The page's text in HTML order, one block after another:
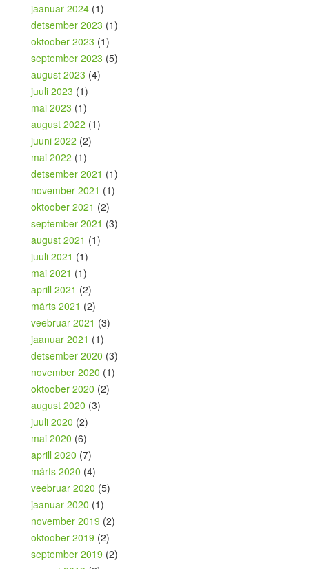
jaanuar 2024 (1)
detsember 2023 (1)
oktoober 2023 (1)
september 2023 (5)
august 2023 (4)
juuli 2023 (1)
mai 2023 (1)
august 2022 (1)
juuni 2022 (2)
mai 2022 (1)
detsember 2021 (1)
november 2021 (1)
oktoober 2021 (2)
september 2021 (3)
august 2021 (1)
juuli 2021 (1)
mai 2021 (1)
aprill 2021 (2)
märts 2021 (2)
veebruar 2021 (3)
jaanuar 2021 (1)
detsember 2020 (3)
november 2020 (1)
oktoober 2020 (2)
august 2020 (3)
juuli 2020 (2)
mai 2020 (6)
aprill 2020 (7)
märts 2020 (4)
veebruar 2020 (5)
jaanuar 2020 (1)
november 2019 (2)
oktoober 2019 (2)
september 2019 (2)